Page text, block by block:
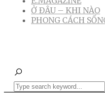
Ở ĐÂU – KHI NÀO
PHONG CÁCH